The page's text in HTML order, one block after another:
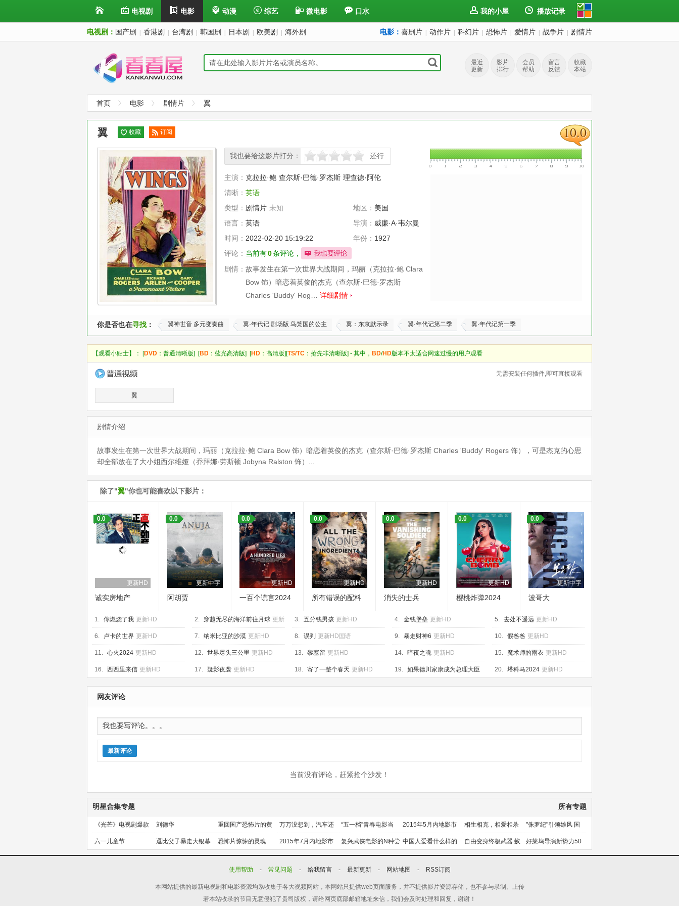
电视剧 电影 动漫 综艺 微电影 口水 我的小屋 播放记录
电视剧： 国产剧 香港剧 台湾剧 韩国剧 日本剧 欧美剧 海外剧 电影： 喜剧片 动作片 科幻片 恐怖片 爱情片 战争片 剧情片
最近
更新
影片
排行
会员
帮助
留言
反馈
收藏
本站
首页 电影 剧情片 翼
10.0
10.0
翼 收藏
订阅
阅
我也要给这影片打分：
很差较差 还行推荐 力荐 还行
主演： 克拉拉·鲍 查尔斯·巴德·罗杰斯 理查德·阿伦
清晰： 英语
类型： 剧情片 未知 地区： 美国
语言： 英语 导演： 威廉·A·韦尔曼
时间： 2022-02-20 15:19:22 年份： 1927
评论： 当前有0条评论，
剧情： 故事发生在第一次世界大战期间，玛丽（克拉拉·鲍 Clara
Bow 饰）暗恋着英俊的杰克（查尔斯·巴德·罗杰斯
Charles 'Buddy' Rog… 详细剧情
你是否也在寻找 ： 翼神世音 多元变奏曲 翼·年代记 剧场版 鸟笼国的公主 翼：东京默示录 翼·年代记第二季 翼·年代记第一季
【观看小贴士】： [DVD ：普通清晰版] [BD ：蓝光高清版] [HD ：高清版][TS/TC ：抢先非清晰版] - 其中， BD/HD版本不太适合网速过慢的用户观看
无需安装任何插件,即可直接观看
翼
剧情介绍
故事发生在第一次世界大战期间，玛丽（克拉拉·鲍 Clara Bow 饰）暗恋着英俊的杰克（查尔斯·巴德·罗杰斯 Charles 'Buddy' Rogers 饰），可是杰克的心思
却全部放在了大小姐西尔维娅（乔拜娜·劳斯顿 Jobyna Ralston 饰）...
除了"翼"你也可能喜欢以下影片：
更新HD
0.0
诚实房地产
更新中字
0.0
阿胡贾
更新HD
0.0
一百个谎言2024
更新HD
0.0
所有错误的配料
更新HD
0.0
消失的士兵
更新HD
0.0
樱桃炸弹2024
更新中字
0.0
波哥大
1. 你燃烧了我 更新HD 2. 穿越无尽的海洋前往月球 更新
HD
3. 五分钱男孩 更新HD 4. 金钱堡垒 更新HD 5. 去处不遥远 更新HD
6. 卢卡的世界 更新HD 7. 纳米比亚的沙漠 更新HD 8. 误判 更新HD国语 9. 暴走财神6 更新HD 10. 假爸爸 更新HD
11. 心火2024 更新HD 12. 世界尽头三公里 更新HD 13. 黎塞留 更新HD 14. 暗夜之魂 更新HD 15. 魔术师的雨衣 更新HD
16. 西西里来信 更新HD 17. 疑影夜袭 更新HD 18. 寄了一整个春天 更新HD 19. 如果德川家康成为总理大臣
更新HD
20. 塔科马2024 更新HD
网友评论
最新评论
当前没有评论，赶紧抢个沙发！
所有专题
明星合集专题
《光芒》电视剧爆款
预定！
刘德华 重回国产恐怖片的黄
金时代
万万没想到，汽车还
能干这个？
“五一档”青春电影当
道
2015年5月内地影市
前瞻
相生相克，相爱相杀 "侏罗纪"引领雄风 国
产片下旬逆袭
六一儿童节 逗比父子暴走大银幕 恐怖片惊悚的灵魂 2015年7月内地影市
前瞻
复兴武侠电影的N种尝
试
中国人爱看什么样的
喜剧？
自由变身终极武器 蚁
人能力使用者大盘点
好莱坞导演新势力50
人上篇
使用帮助
- 常见问题 - 给我留言 - 最新更新 - 网站地图 - RSS订阅
本网站提供的最新电视剧和电影资源均系收集于各大视频网站，本网站只提供web页面服务，并不提供影片资源存储，也不参与录制、上传
若本站收录的节目无意侵犯了贵司版权，请给网页底部邮箱地址来信，我们会及时处理和回复，谢谢！